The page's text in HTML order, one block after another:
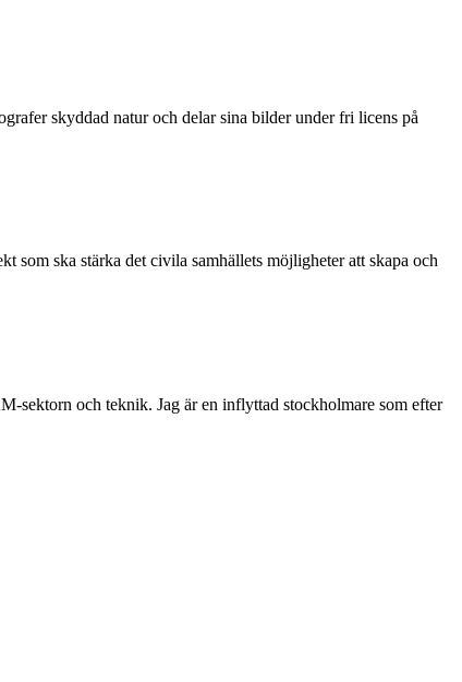
skyddad natur och delar sina bilder under fri licens på
som ska stärka det civila samhällets möjligheter att skapa och
sektorn och teknik. Jag är en inflyttad stockholmare som efter